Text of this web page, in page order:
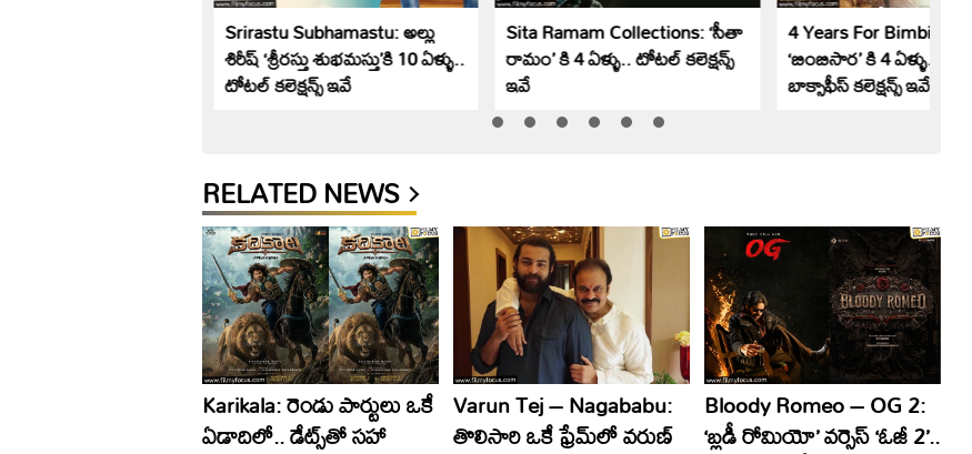
Srirastu Subhamastu: అల్లు
శిరీష్ ‘శ్రీరస్తు శుభమస్తు’కి 10 ఏళ్ళు..
టోటల్ కలెక్షన్స్ ఇవే
Sita Ramam Collections: ‘సీతా
రామం’ కి 4 ఏళ్ళు.. టోటల్ కలెక్షన్స్
ఇవే
4 Years For Bimbisara:
‘బింబిసార’ కి 4 ఏళ్ళు.. టోటల్
బాక్సాఫీస్ కలెక్షన్స్ ఇవే
RELATED NEWS
Karikala: రెండు పార్టులు ఒకే
ఏడాదిలో.. డేట్స్‌తో సహా
Varun Tej – Nagababu:
తొలిసారి ఒకే ఫ్రేమ్‌లో వరుణ్‌
Bloody Romeo – OG 2:
‘బ్లడీ రోమియో’ వర్సెస్‌ ‘ఓజీ 2’..